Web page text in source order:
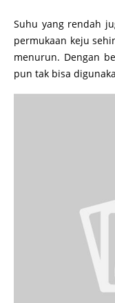
Suhu yang rendah
permukaan keju
menurun. Dengan
pun tak bisa